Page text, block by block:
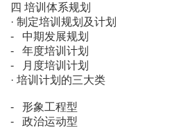
四 培训体系规划
· 制定培训规划及计划
- 中期发展规划
- 年度培训计划
- 月度培训计划
· 培训计划的三大类
- 形象工程型
- 政治运动型